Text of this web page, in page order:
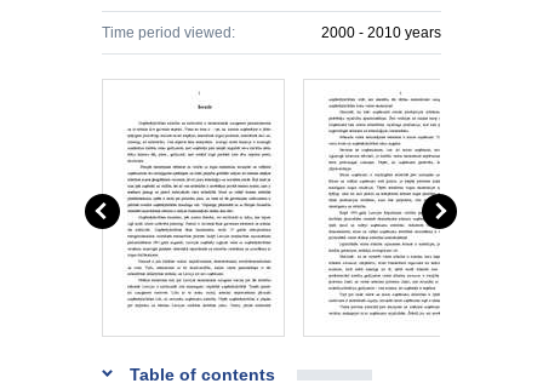
Time period viewed: 2000 - 2010 years
Table of contents